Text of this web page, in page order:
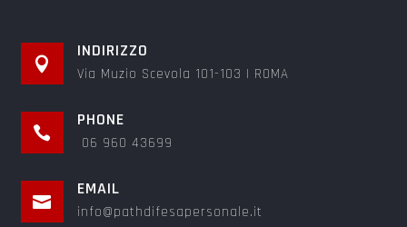

INDIRIZZO
Via Muzio Scevola 101-103 | ROMA

PHONE
06 960 43699

EMAIL
info@pathdifesapersonale.it